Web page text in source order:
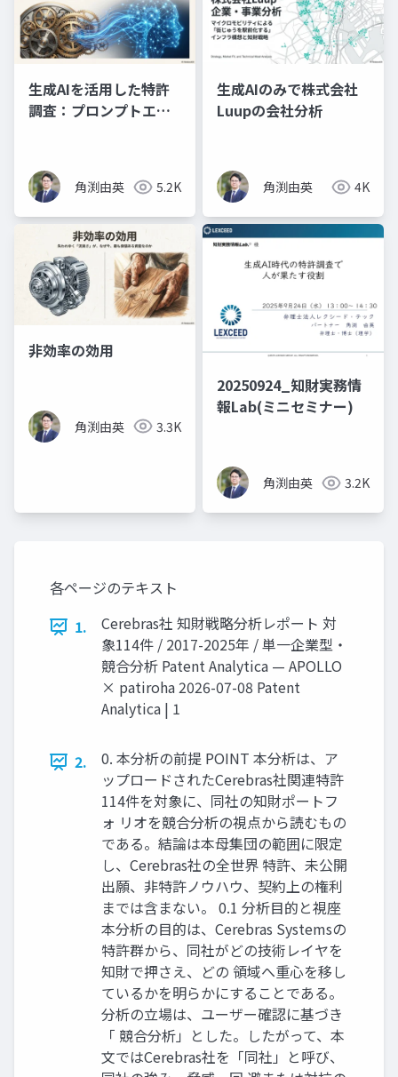
生成AIを活用した特許
調査：プロンプトエン
角渕由英 5.2K
生成AIのみで株式会社
Luupの会社分析
角渕由英 4K
非効率の効用
角渕由英 3.3K
20250924_知財実務情
報Lab(ミニセミナー)
角渕由英 3.2K
各ページのテキスト
1.
Cerebras社 知財戦略分析レポート 対
象114件 / 2017-2025年 / 単一企業型・
競合分析 Patent Analytica — APOLLO
× patiroha 2026-07-08 Patent
Analytica | 1
2.
0. 本分析の前提 POINT 本分析は、ア
ップロードされたCerebras社関連特許
114件を対象に、同社の知財ポートフ
ォ リオを競合分析の視点から読むもの
である。結論は本母集団の範囲に限定
し、Cerebras社の全世界 特許、未公開
出願、非特許ノウハウ、契約上の権利
までは含まない。 0.1 分析目的と視座
本分析の目的は、Cerebras Systemsの
特許群から、同社がどの技術レイヤを
知財で押さえ、どの 領域へ重心を移し
ているかを明らかにすることである。
分析の立場は、ユーザー確認に基づき
「 競合分析」とした。したがって、本
文ではCerebras社を「同社」と呼び、